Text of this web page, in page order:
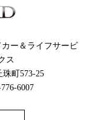
ー＆ライフサービ
ス
珠町573-25
6007